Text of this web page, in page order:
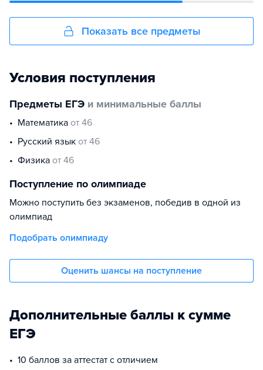
Показать все предметы
Условия поступления
Предметы ЕГЭ и минимальные баллы
математика от 46
русский язык от 46
физика от 46
Поступление по олимпиаде
Можно поступить без экзаменов, победив в одной из
олимпиад
Подобрать олимпиаду
Оценить шансы на поступление
Дополнительные баллы к сумме
ЕГЭ
10 баллов за аттестат с отличием